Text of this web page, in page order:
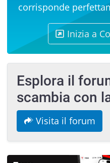
corrisponde
Inizia a
Esplora il
scambia con
Visita il forum